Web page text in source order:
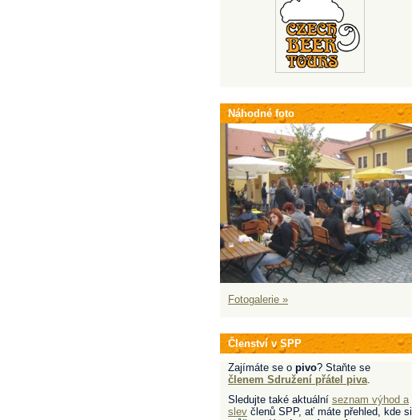
Náhodné foto
Fotogalerie »
Členství v SPP
Zajímáte se o pivo? Staňte se
členem Sdružení přátel piva.
Sledujte také aktuální seznam výhod a
slev členů SPP, ať máte přehled, kde si